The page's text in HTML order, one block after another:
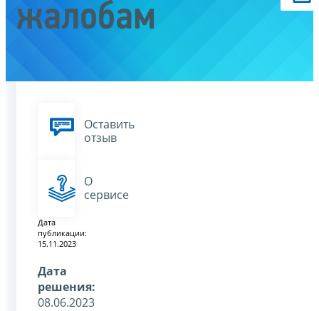
жалобам
Оставить
отзыв
О
сервисе
Дата
публикации:
15.11.2023
Дата
решения:
08.06.2023